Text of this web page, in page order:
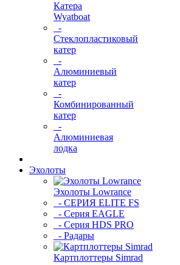
Катера
Wyatboat
-
Cтеклопластиковый
катер
-
Алюминиевый
катер
-
Комбинированный
катер
-
Алюминиевая
лодка
Эхолоты
Эхолоты Lowrance
- СЕРИЯ ELITE FS
- Серия EAGLE
- Серия HDS PRO
- Радары
Картплоттеры Simrad